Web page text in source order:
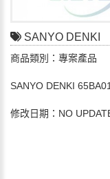
SANYO DENKI
商品類別：專案產品
SANYO DENKI
修改日期：NO